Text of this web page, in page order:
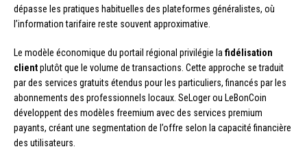
dépasse les pratiques habituelles des plateformes généralistes, où
l’information tarifaire reste souvent approximative.
Le modèle économique du portail régional privilégie la fidélisation
clientplutôt que le volume de transactions. Cette approche se traduit
par des services gratuits étendus pour les particuliers, financés par les
abonnements des professionnels locaux. SeLoger ou LeBonCoin
développent des modèles freemium avec des services premium
payants, créant une segmentation de l’offre selon la capacité financière
des utilisateurs.